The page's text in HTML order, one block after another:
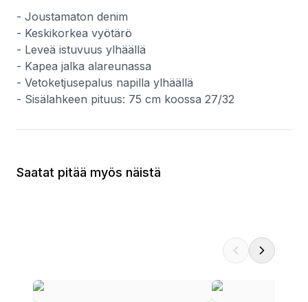
- Joustamaton denim
- Keskikorkea vyötärö
- Leveä istuvuus ylhäällä
- Kapea jalka alareunassa
- Vetoketjusepalus napilla ylhäällä
- Sisälahkeen pituus: 75 cm koossa 27/32
Saatat pitää myös näistä